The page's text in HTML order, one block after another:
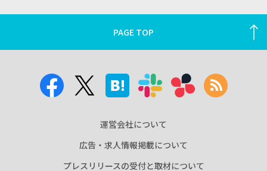
PAGE TOP
運営会社について
広告・求人情報掲載について
プレスリリースの受付と取材について